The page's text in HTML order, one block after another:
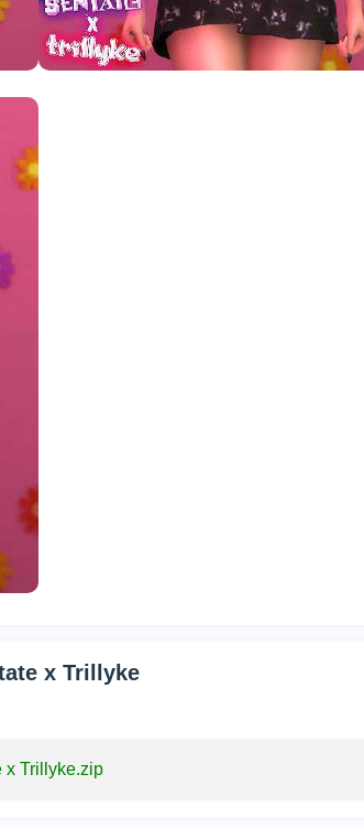
x Trillyke
x Trillyke.zip